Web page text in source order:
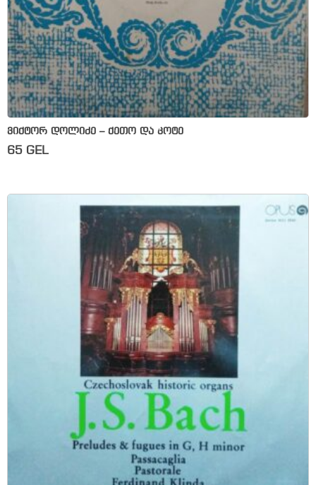
ვიქტორ დოლიძე – ქეთო და კოტე
65 GEL